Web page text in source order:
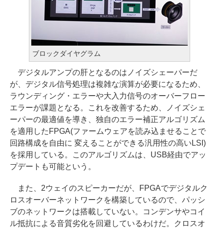
ブロックダイヤグラム
デジタルアンプの肝となるのはノイズシェーパーだ
が、デジタル信号処理は複雑な演算が必要になるため、
ラウンディング・エラーや大入力信号のオーバーフロー
エラーが課題となる。これを改善するため、ノイズシェ
ーパーの最適値を導き、独自のエラー補正アルゴリズム
を適用したFPGA(ファームウェアを読み込ませることで
回路構成を自由に 変えることができる汎用性の高いLSI)
を採用している。このアルゴリズムは、USB経由でアッ
プデートも可能という。
また、2ウェイのスピーカーだが、FPGAでデジタルク
ロスオーバーネットワークを構築しているので、パッシ
ブのネットワークは搭載していない。コンデンサやコイ
ル抵抗による音質劣化を回避しているわけだ。クロスオ